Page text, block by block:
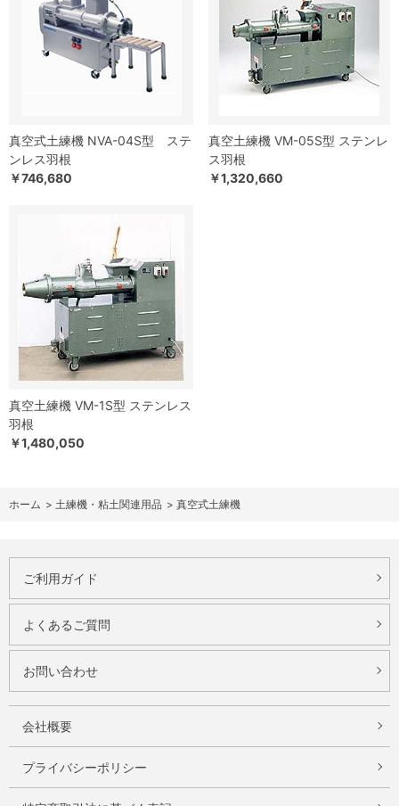
真空式土練機 NVA-04S型 ステ
ンレス羽根
￥746,680
真空土練機 VM-05S型 ステンレ
ス羽根
￥1,320,660
真空土練機 VM-1S型 ステンレス
羽根
￥1,480,050
ホーム > 土練機・粘土関連用品 > 真空式土練機
ご利用ガイド
よくあるご質問
お問い合わせ
会社概要
プライバシーポリシー